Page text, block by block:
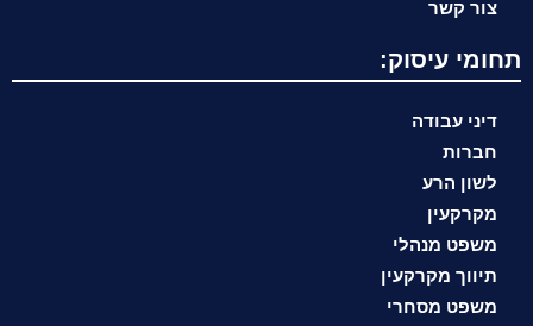
צור קשר
תחומי עיסוק:
דיני עבודה
חברות
לשון הרע
מקרקעין
משפט מנהלי
תיווך מקרקעין
משפט מסחרי